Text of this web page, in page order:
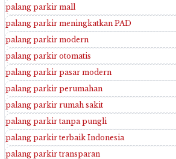
palang parkir mall
palang parkir meningkatkan PAD
palang parkir modern
palang parkir otomatis
palang parkir pasar modern
palang parkir perumahan
palang parkir rumah sakit
palang parkir tanpa pungli
palang parkir terbaik Indonesia
palang parkir transparan